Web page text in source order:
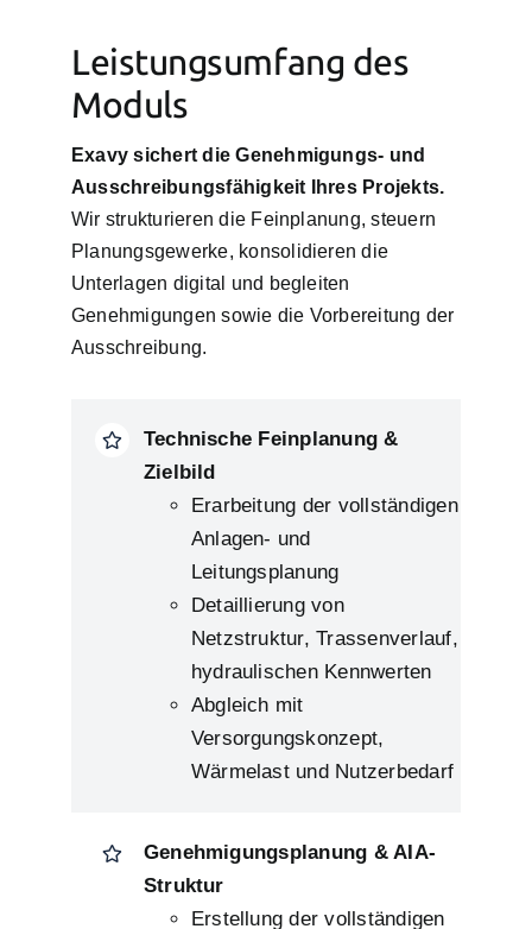
Leistungsumfang des
Moduls
Exavy sichert die Genehmigungs- und
Ausschreibungsfähigkeit Ihres Projekts.
Wir strukturieren die Feinplanung, steuern
Planungsgewerke, konsolidieren die
Unterlagen digital und begleiten
Genehmigungen sowie die Vorbereitung der
Ausschreibung.
Technische Feinplanung &
Zielbild
Erarbeitung der vollständigen
Anlagen- und
Leitungsplanung
Detaillierung von
Netzstruktur, Trassenverlauf,
hydraulischen Kennwerten
Abgleich mit
Versorgungskonzept,
Wärmelast und Nutzerbedarf
Genehmigungsplanung & AIA-
Struktur
Erstellung der vollständigen